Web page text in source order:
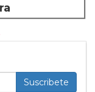
Suscribete